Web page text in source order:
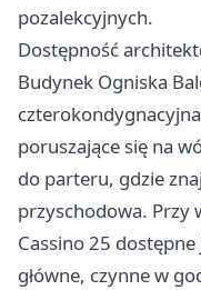
pozalekcyjnych.
Dostępność
Budynek Ogniska
poruszające się na
do parteru, gdzie
przyschodowa. Przy
Cassino 25
główne, czynne w